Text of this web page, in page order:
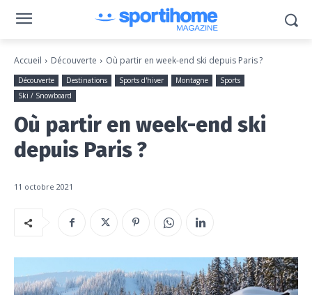
Accueil Découverte Où partir en week-end ski depuis Paris ?
Découverte Destinations Sports d'hiver Montagne
Sports
Ski / Snowboard
Où partir en week-end ski
depuis Paris ?
11 octobre 2021